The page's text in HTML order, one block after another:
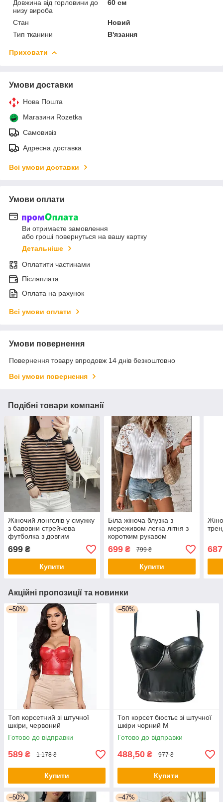
Довжина від горловини до
низу вироба
60 см
Стан
Новий
Тип тканини
В'язання
Приховати
Умови доставки
Нова Пошта
Магазини Rozetka
Самовивіз
Адресна доставка
Всі умови доставки
Умови оплати
Ви отримаєте замовлення
або гроші повернуться на вашу картку
Детальніше
Оплатити частинами
Післяплата
Оплата на рахунок
Всі умови оплати
Умови повернення
Повернення товару впродовж 14 днів безкоштовно
Всі умови повернення
Подібні товари компанії
Жіночий лонгслів у смужку
з бавовни стрейчева
футболка з довгим
699 ₴
Купити
Біла жіноча блузка з
мереживом легка літня з
коротким рукавом
699₴ 799 ₴
Купити
687
Акційні пропозиції та новинки
–50%
Топ корсетний зі штучної
шкіри, червоний
Готово до відправки
589 ₴ 1 178 ₴
Купити
–50%
Топ корсет бюстьє зі штучної
шкіри чорний М
Готово до відправки
488,50 ₴ 977 ₴
Купити
–50% –47%